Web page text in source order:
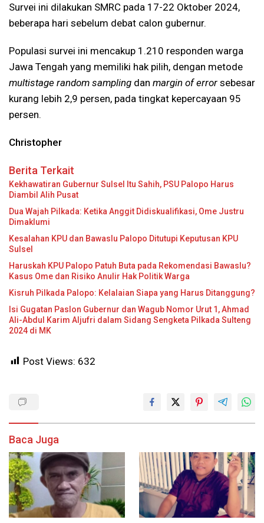
Survei ini dilakukan SMRC pada 17-22 Oktober 2024,
beberapa hari sebelum debat calon gubernur.
Populasi survei ini mencakup 1.210 responden warga
Jawa Tengah yang memiliki hak pilih, dengan metode
multistage random sampling dan margin of error sebesar
kurang lebih 2,9 persen, pada tingkat kepercayaan 95
persen.
Christopher
Berita Terkait
Kekhawatiran Gubernur Sulsel Itu Sahih, PSU Palopo Harus
Diambil Alih Pusat
Dua Wajah Pilkada: Ketika Anggit Didiskualifikasi, Ome Justru
Dimaklumi
Kesalahan KPU dan Bawaslu Palopo Ditutupi Keputusan KPU
Sulsel
Haruskah KPU Palopo Patuh Buta pada Rekomendasi Bawaslu?
Kasus Ome dan Risiko Anulir Hak Politik Warga
Kisruh Pilkada Palopo: Kelalaian Siapa yang Harus Ditanggung?
Isi Gugatan Paslon Gubernur dan Wagub Nomor Urut 1, Ahmad
Ali-Abdul Karim Aljufri dalam Sidang Sengketa Pilkada Sulteng
2024 di MK
Post Views: 632
Baca Juga